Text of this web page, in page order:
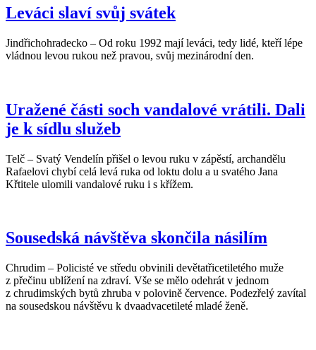
Leváci slaví svůj svátek
Jindřichohradecko – Od roku 1992 mají leváci, tedy lidé, kteří lépe
vládnou levou rukou než pravou, svůj mezinárodní den.
Uražené části soch vandalové vrátili. Dali
je k sídlu služeb
Telč – Svatý Vendelín přišel o levou ruku v zápěstí, archandělu
Rafaelovi chybí celá levá ruka od loktu dolu a u svatého Jana
Křtitele ulomili vandalové ruku i s křížem.
Sousedská návštěva skončila násilím
Chrudim – Policisté ve středu obvinili devětatřicetiletého muže
z přečinu ublížení na zdraví. Vše se mělo odehrát v jednom
z chrudimských bytů zhruba v polovině července. Podezřelý zavítal
na sousedskou návštěvu k dvaadvacetileté mladé ženě.